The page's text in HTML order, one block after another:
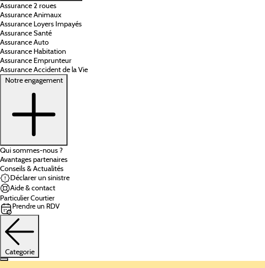
Assurance 2 roues
Assurance Animaux
Assurance Loyers Impayés
Assurance Santé
Assurance Auto
Assurance Habitation
Assurance Emprunteur
Assurance Accident de la Vie
Notre engagement
Qui sommes-nous ?
Avantages partenaires
Conseils & Actualités
Déclarer un sinistre
Aide & contact
ParticulierCourtier
Prendre un RDV
Categorie